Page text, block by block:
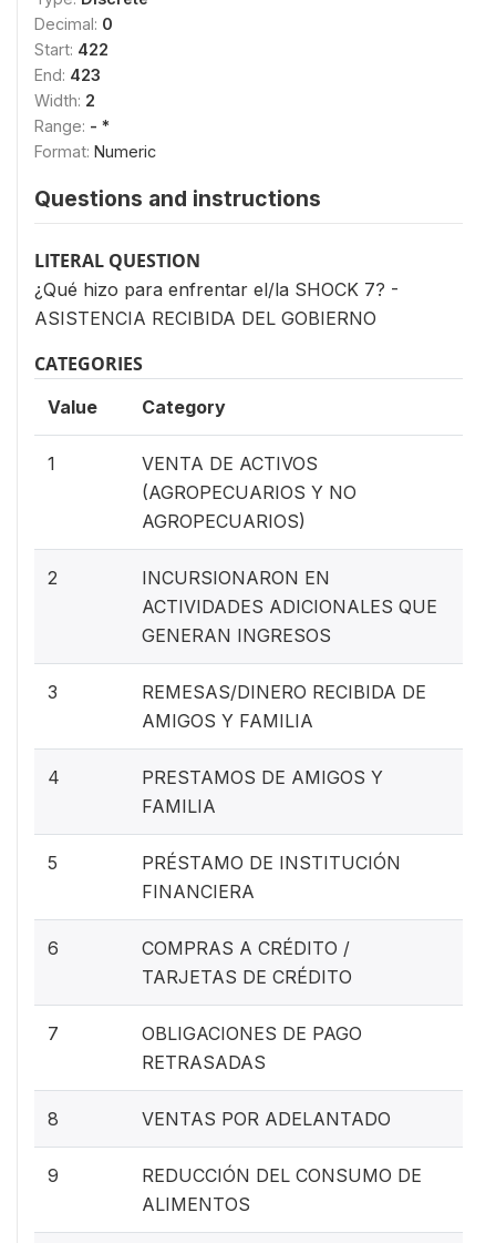
Decimal: 0
Start: 422
End: 423
Width: 2
Range: - *
Format: Numeric
Questions and instructions
LITERAL QUESTION
¿Qué hizo para enfrentar el/la SHOCK 7? -
ASISTENCIA RECIBIDA DEL GOBIERNO
CATEGORIES
Value Category
1
VENTA DE ACTIVOS
(AGROPECUARIOS Y NO
AGROPECUARIOS)
2
INCURSIONARON EN
ACTIVIDADES ADICIONALES QUE
GENERAN INGRESOS
3
REMESAS/DINERO RECIBIDA DE
AMIGOS Y FAMILIA
4
PRESTAMOS DE AMIGOS Y
FAMILIA
5
PRÉSTAMO DE INSTITUCIÓN
FINANCIERA
6
COMPRAS A CRÉDITO /
TARJETAS DE CRÉDITO
7
OBLIGACIONES DE PAGO
RETRASADAS
8 VENTAS POR ADELANTADO
9
REDUCCIÓN DEL CONSUMO DE
ALIMENTOS